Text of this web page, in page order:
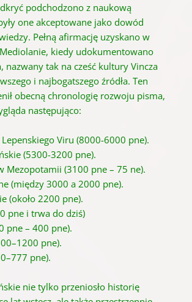
podchodzono z naukową
one akceptowane jako dowód
Pełną afirmację uzyskano w
kiedy udokumentowano
nazwany tak na cześć kultury Vincza
i najbogatszego źródła. Ten
obecną chronologię rozwoju pisma,
następująco:
Viru (8000-6000 pne).
(5300-3200 pne).
Mezopotamii (3100 pne – 75 ne).
(między 3000 a 2000 pne).
(około 2200 pne).
pne i trwa do dziś)
pne – 400 pne).
pne).
pne).
nie tylko przeniosło historię